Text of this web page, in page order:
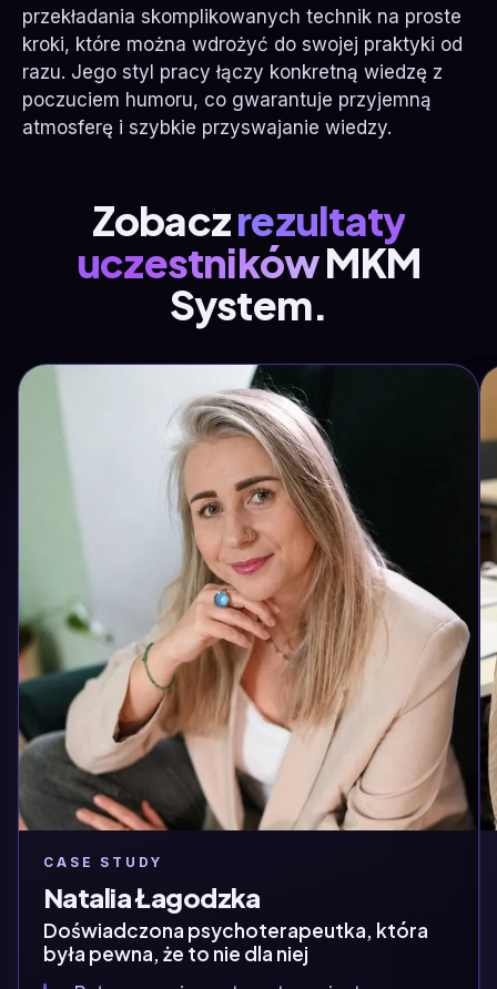
przekładania skomplikowanych technik na proste
kroki, które można wdrożyć do swojej praktyki od
razu. Jego styl pracy łączy konkretną wiedzę z
poczuciem humoru, co gwarantuje przyjemną
atmosferę i szybkie przyswajanie wiedzy.
Zobaczrezultaty
uczestnikówMKM
System.
CASE STUDY
Natalia Łagodzka
Doświadczona psychoterapeutka, która
była pewna, że to nie dla niej